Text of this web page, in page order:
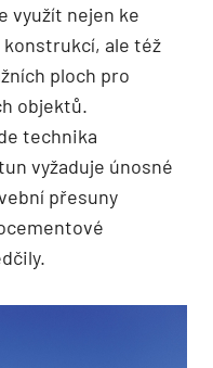
využít nejen ke
konstrukcí, ale též
ploch pro
objektů.
technika
vyžaduje únosné
přesuny